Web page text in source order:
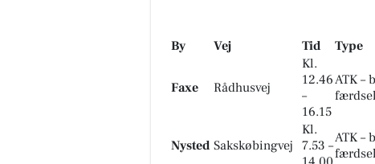
By Vej Tid Type
Faxe Rådhusvej
Kl.
12.46
–
16.15
ATK –
Nysted Sakskøbingvej
Kl.
7.53 –ATK –